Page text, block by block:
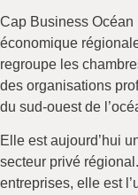
Cap Business Océan
économique
regroupe les
des organisations
du sud-ouest de
Elle est aujourd’hui
secteur privé
entreprises, elle est